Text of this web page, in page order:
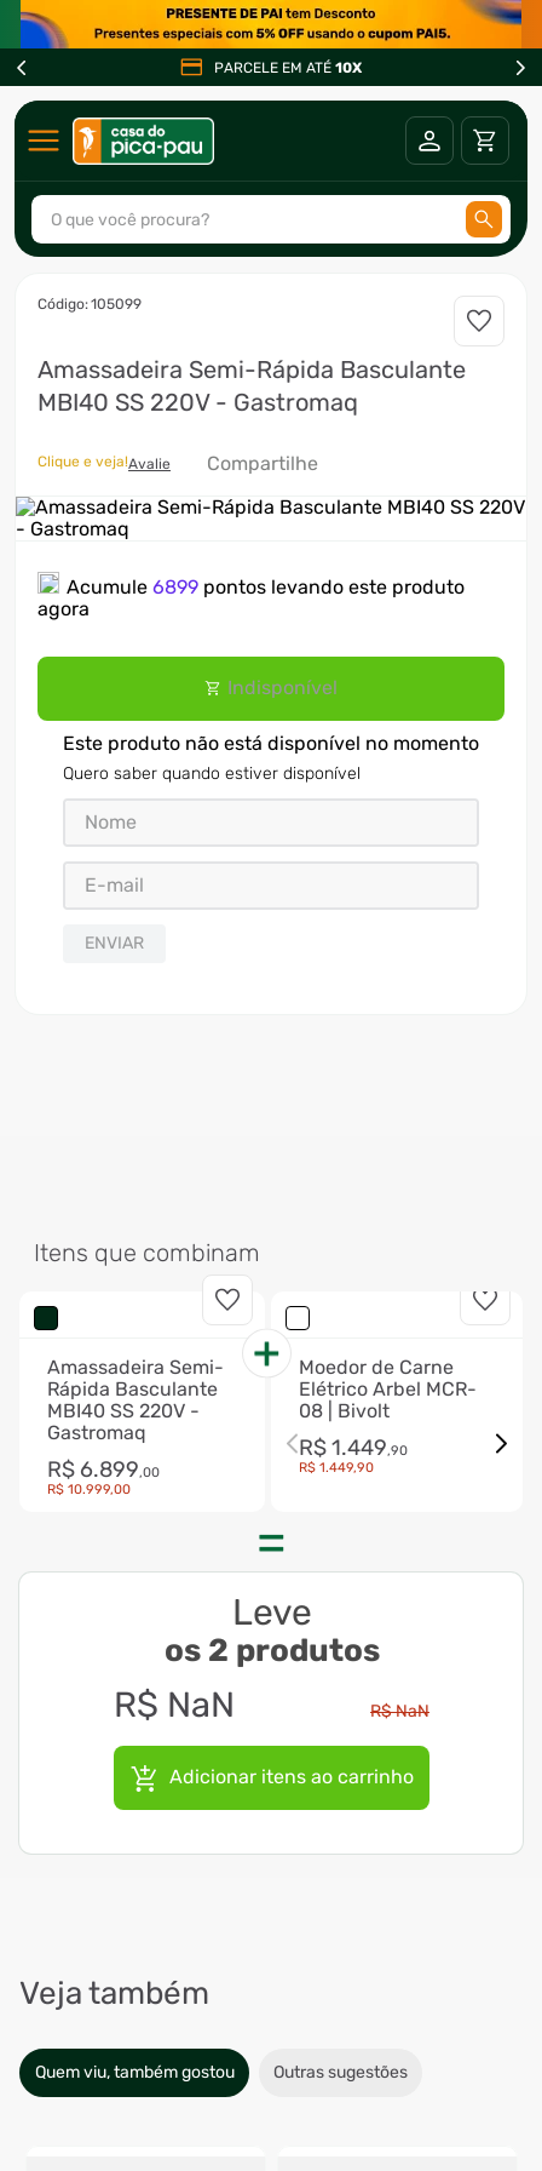
PARCELE EM ATÉ 10X
O que você procura?
:105099
Amassadeira Semi-Rápida Basculante
MBI40 SS 220V - Gastromaq
Clique e veja!Avalie Compartilhe
Acumule 6899 pontos levando este produto
agora
Indisponível
Este produto não está disponível no momento
Quero saber quando estiver disponível
ENVIAR
Itens que combinam
Amassadeira Semi-
Rápida Basculante
MBI40 SS 220V -
Gastromaq
R$ 6.899,00
R$ 10.999,00
Moedor de Carne
Elétrico Arbel MCR-
08 | Bivolt
R$1.449,90
R$ 1.449,90
Leve
os 2 produtos
R$ NaN R$NaN
Adicionar itens ao carrinho
Veja também
Quem viu, também gostou Outras sugestões
2º
fogão
3º
freezer
4º
forno
5 º
soprador
6º
cervejeira
7 º
ventilador
8